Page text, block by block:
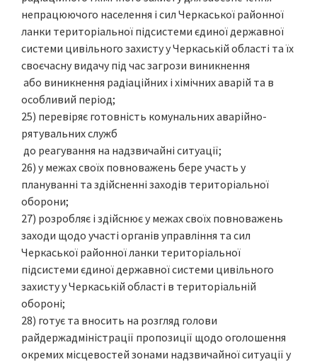
непрацюючого населення і сил Черкаської районної
ланки територіальної підсистеми єдиної державної
системи цивільного захисту у Черкаській області та їх
своєчасну видачу під час загрози виникнення
або виникнення радіаційних і хімічних аварій та в
особливий період;
25) перевіряє готовність комунальних аварійно-
рятувальних служб
до реагування на надзвичайні ситуації;
26) у межах своїх повноважень бере участь у
плануванні та здійсненні заходів територіальної
оборони;
27) розробляє і здійснює у межах своїх повноважень
заходи щодо участі органів управління та сил
Черкаської районної ланки територіальної
підсистеми єдиної державної системи цивільного
захисту у Черкаській області в територіальній
обороні;
28) готує та вносить на розгляд голови
райдержадміністрації пропозиції щодо оголошення
окремих місцевостей зонами надзвичайної ситуації у